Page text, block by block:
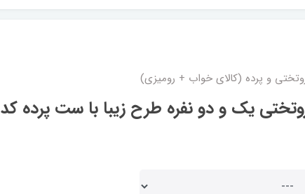
و پرده (کالای خواب + رومیزی)
یک و دو نفره طرح زیبا با ست پرده کد